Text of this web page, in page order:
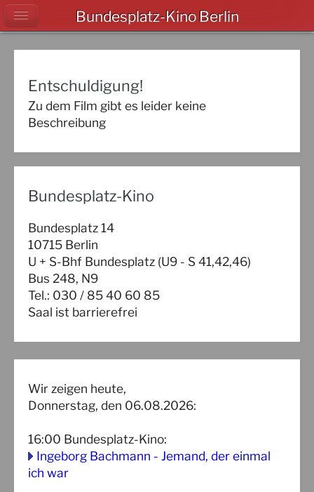
Bundesplatz-Kino
Bundesplatz 14
10715 Berlin
U + S-Bhf Bundesplatz (U9 - S 41,42,46)
Bus 248, N9
Tel.: 030 / 85 40 60 85
Saal ist barrierefrei
Wir zeigen heute,
Donnerstag, den 06.08.2026:
16:00 Bundesplatz-Kino:
Ingeborg Bachmann - Jemand, der einmal
ich war
Entschuldigung!
Zu dem Film gibt es leider keine
Beschreibung
Bundesplatz-Kino Berlin